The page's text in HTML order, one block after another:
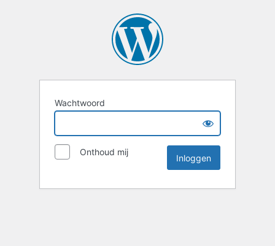
Wachtwoord
Onthoud mij